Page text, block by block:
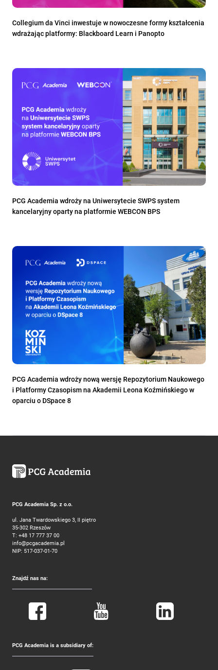
Collegium da Vinci inwestuje w nowoczesne formy kształcenia
wdrażając platformy: Blackboard Learn i Panopto
PCG Academia wdroży na Uniwersytecie SWPS system
kancelaryjny oparty na platformie WEBCON BPS
PCG Academia wdroży nową wersję Repozytorium Naukowego
i Platformy Czasopism na Akademii Leona Koźmińskiego w
oparciu o DSpace 8
PCG Academia Sp. z o.o.
ul. Jana Twardowskiego 3, II piętro
35-302 Rzeszów
T: +48 17 777 37 00
info@pcgacademia.pl
NIP: 517-037-01-70
Znajdź nas na:
PCG Academia is a subsidiary of: